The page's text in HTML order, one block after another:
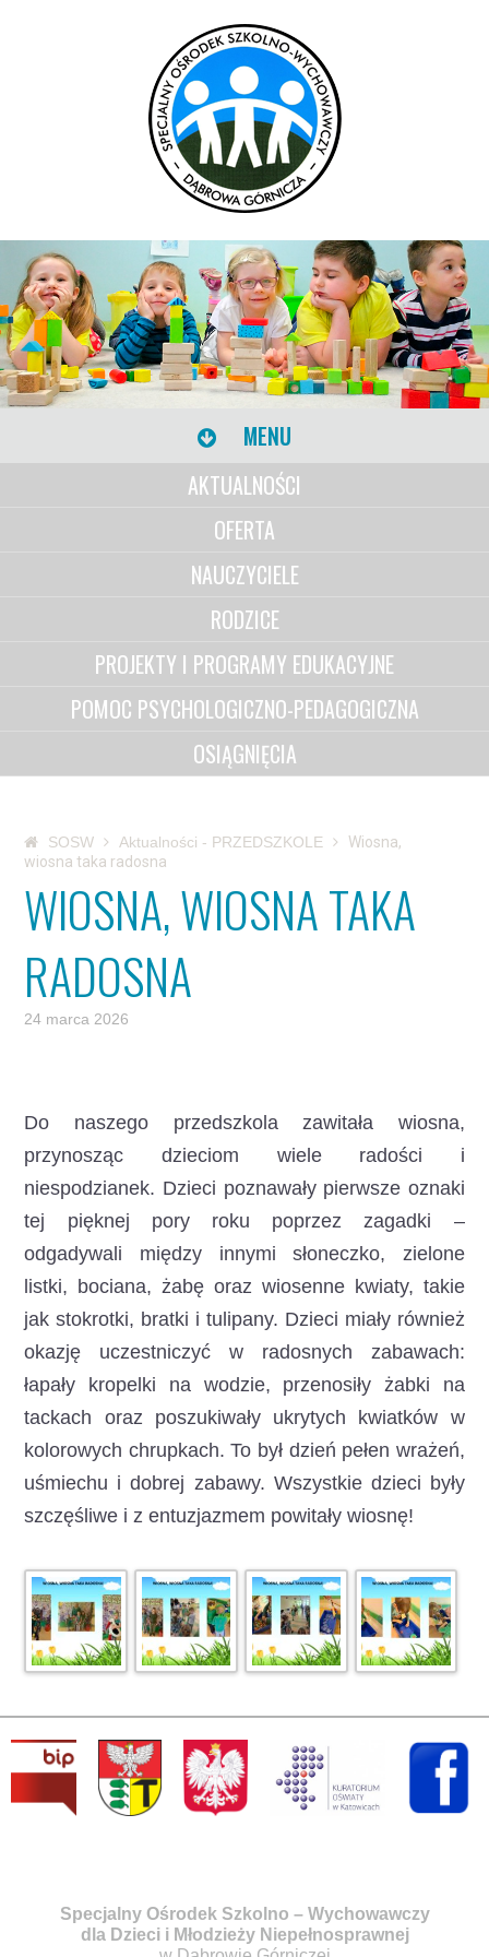
MENU
AKTUALNOŚCI
OFERTA
NAUCZYCIELE
RODZICE
PROJEKTY I PROGRAMY EDUKACYJNE
POMOC PSYCHOLOGICZNO-PEDAGOGICZNA
OSIĄGNIĘCIA
SOSW Aktualności - PRZEDSZKOLE
Wiosna,
wiosna taka radosna
WIOSNA, WIOSNA TAKA
RADOSNA
24 marca 2026
Do naszego przedszkola zawitała wiosna,
przynosząc dzieciom wiele radości i
niespodzianek. Dzieci poznawały pierwsze oznaki
tej pięknej pory roku poprzez zagadki –
odgadywali między innymi słoneczko, zielone
listki, bociana, żabę oraz wiosenne kwiaty, takie
jak stokrotki, bratki i tulipany. Dzieci miały również
okazję uczestniczyć w radosnych zabawach:
łapały kropelki na wodzie, przenosiły żabki na
tackach oraz poszukiwały ukrytych kwiatków w
kolorowych chrupkach. To był dzień pełen wrażeń,
uśmiechu i dobrej zabawy. Wszystkie dzieci były
szczęśliwe i z entuzjazmem powitały wiosnę!
Specjalny Ośrodek Szkolno – Wychowawczy
dla Dzieci i Młodzieży Niepełnosprawnej